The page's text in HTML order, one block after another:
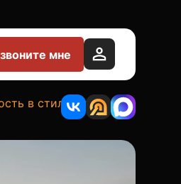
мне
в стиле Genesis